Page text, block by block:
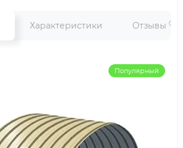
Характеристики Отзывы 0
Популярный